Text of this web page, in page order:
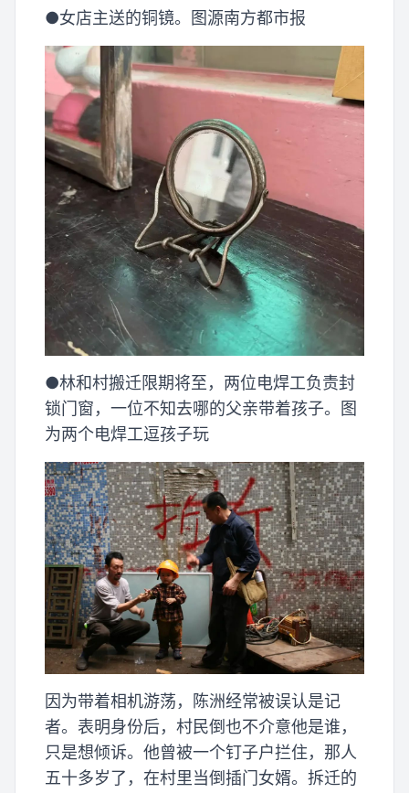
●女店主送的铜镜。图源南方都市报
●林和村搬迁限期将至，两位电焊工负责封
锁门窗，一位不知去哪的父亲带着孩子。图
为两个电焊工逗孩子玩
因为带着相机游荡，陈洲经常被误认是记
者。表明身份后，村民倒也不介意他是谁，
只是想倾诉。他曾被一个钉子户拦住，那人
五十多岁了，在村里当倒插门女婿。拆迁的